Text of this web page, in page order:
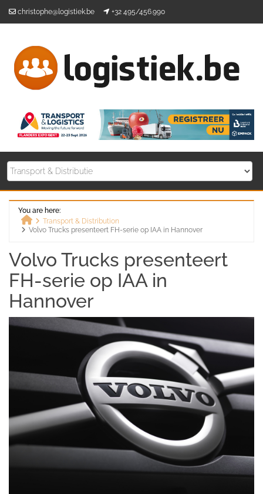
christophe@logistiek.be +32 495/456.990
You are here:
Home
Transport & Distribution
Volvo Trucks presenteert FH-serie op IAA in Hannover
Volvo Trucks presenteert
FH-serie op IAA in
Hannover